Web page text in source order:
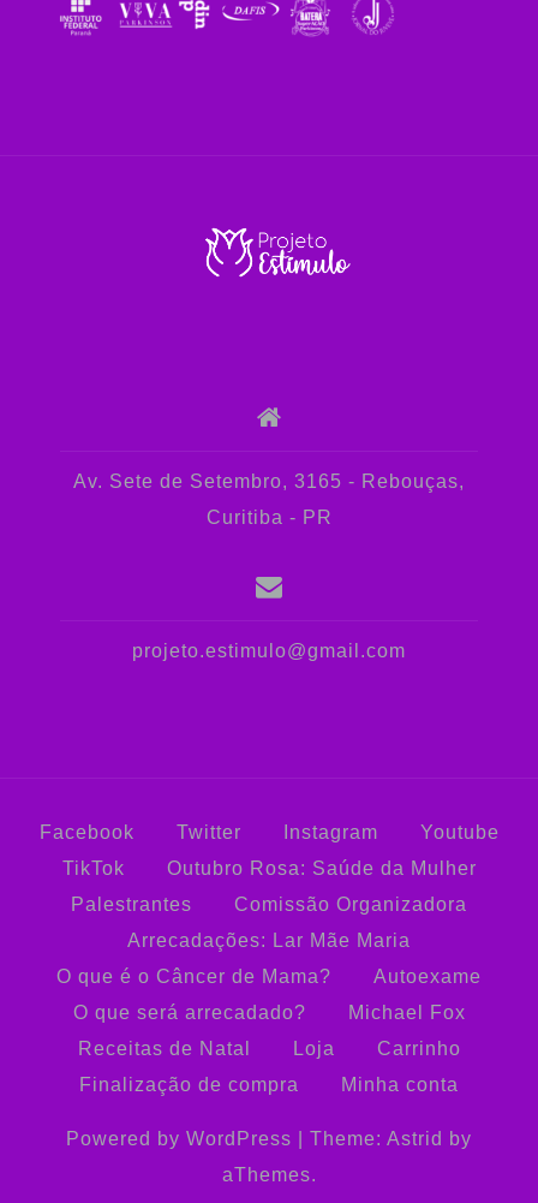
Av. Sete de Setembro, 3165 - Rebouças,
Curitiba - PR
projeto.estimulo@gmail.com
Facebook Twitter Instagram
Youtube
TikTok
Outubro Rosa: Saúde da Mulher
Palestrantes
Comissão Organizadora
Arrecadações: Lar Mãe Maria
O que é o Câncer de Mama?
Autoexame
O que será arrecadado?
Michael Fox
Receitas de Natal
Loja
Carrinho
Finalização de compra
Minha conta
Powered by WordPress Theme: Astrid by
aThemes.